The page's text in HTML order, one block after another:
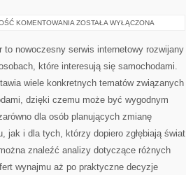
KOMENTOWANIA NOWOŚCI
ZOSTAŁA WYŁĄCZONA
to nowoczesny serwis internetowy rozwijany
które interesują się samochodami.
wiele konkretnych tematów związanych
dzięki czemu może być wygodnym
dla osób planujących zmianę
jak i dla tych, którzy dopiero zgłębiają świat
znaleźć analizy dotyczące różnych
wynajmu aż po praktyczne decyzje